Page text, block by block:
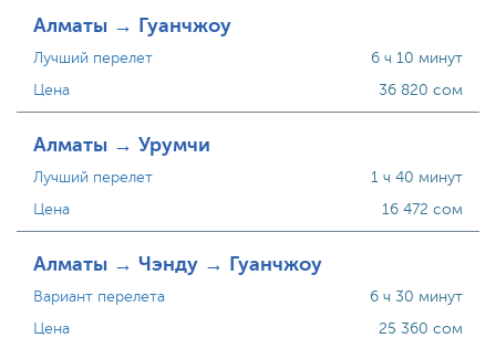
Алматы → Гуанчжоу
Лучший перелет
Цена
6 ч 10 минут
36 820 сом
Алматы → Урумчи
Лучший перелет
Цена
1 ч 40 минут
16 472 сом
Алматы → Чэнду → Гуанчжоу
Вариант перелета
Цена
6 ч 30 минут
25 360 сом